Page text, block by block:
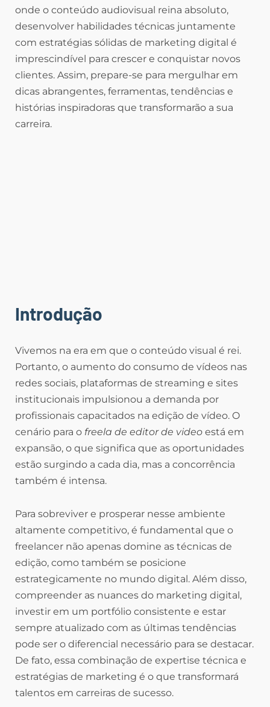
onde o conteúdo audiovisual reina absoluto,
desenvolver habilidades técnicas juntamente
com estratégias sólidas de marketing digital é
imprescindível para crescer e conquistar novos
clientes. Assim, prepare-se para mergulhar em
dicas abrangentes, ferramentas, tendências e
histórias inspiradoras que transformarão a sua
carreira.
Introdução
Vivemos na era em que o conteúdo visual é rei.
Portanto, o aumento do consumo de vídeos nas
redes sociais, plataformas de streaming e sites
institucionais impulsionou a demanda por
profissionais capacitados na edição de vídeo. O
cenário para o freela de editor de video está em
expansão, o que significa que as oportunidades
estão surgindo a cada dia, mas a concorrência
também é intensa.
Para sobreviver e prosperar nesse ambiente
altamente competitivo, é fundamental que o
freelancer não apenas domine as técnicas de
edição, como também se posicione
estrategicamente no mundo digital. Além disso,
compreender as nuances do marketing digital,
investir em um portfólio consistente e estar
sempre atualizado com as últimas tendências
pode ser o diferencial necessário para se destacar.
De fato, essa combinação de expertise técnica e
estratégias de marketing é o que transformará
talentos em carreiras de sucesso.